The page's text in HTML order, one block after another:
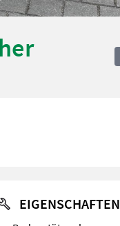
EIGENSCHAFTEN